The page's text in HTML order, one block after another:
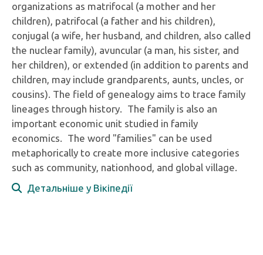
organizations as matrifocal (a mother and her
children), patrifocal (a father and his children),
conjugal (a wife, her husband, and children, also called
the nuclear family), avuncular (a man, his sister, and
her children), or extended (in addition to parents and
children, may include grandparents, aunts, uncles, or
cousins). The field of genealogy aims to trace family
lineages through history. The family is also an
important economic unit studied in family
economics. The word "families" can be used
metaphorically to create more inclusive categories
such as community, nationhood, and global village.
Детальніше у Вікіпедії